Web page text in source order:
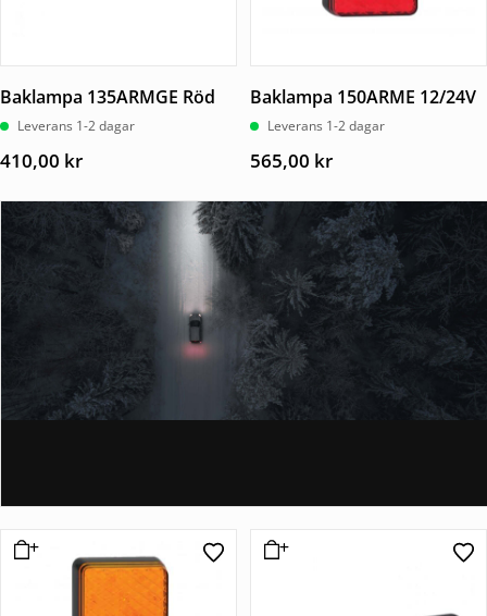
Baklampa 135ARMGE Röd
Leverans 1-2 dagar
410,00 kr
Baklampa 150ARME 12/24V
Leverans 1-2 dagar
565,00 kr